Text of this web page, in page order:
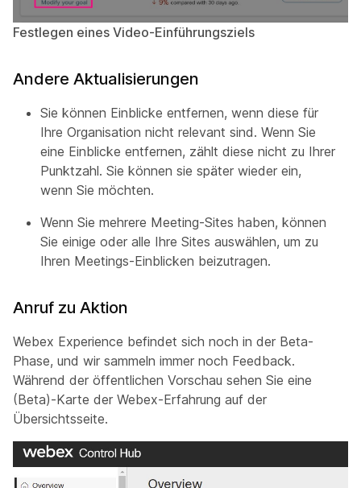
Festlegen eines Video-Einführungsziels
Andere Aktualisierungen
Sie können Einblicke entfernen, wenn diese für
Ihre Organisation nicht relevant sind. Wenn Sie
eine Einblicke entfernen, zählt diese nicht zu Ihrer
Punktzahl. Sie können sie später wieder ein,
wenn Sie möchten.
Wenn Sie mehrere Meeting-Sites haben, können
Sie einige oder alle Ihre Sites auswählen, um zu
Ihren Meetings-Einblicken beizutragen.
Anruf zu Aktion
Webex Experience befindet sich noch in der Beta-
Phase, und wir sammeln immer noch Feedback.
Während der öffentlichen Vorschau sehen Sie eine
(Beta)-Karte der Webex-Erfahrung auf der
Übersichtsseite.